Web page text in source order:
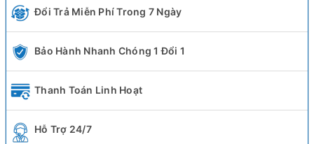
Đổi Trả Miễn Phí Trong 7 Ngày
Bảo Hành Nhanh Chóng 1 Đổi 1
Thanh Toán Linh Hoạt
Hỗ Trợ 24/7